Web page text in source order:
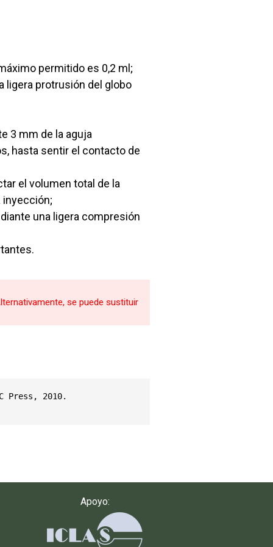
permitido es 0,2 ml;
ligera protrusión del globo
3 mm de la aguja
hasta sentir el contacto de
el volumen total de la
inyección;
una ligera compresión
se puede sustituir
Press, 2010.
Apoyo: